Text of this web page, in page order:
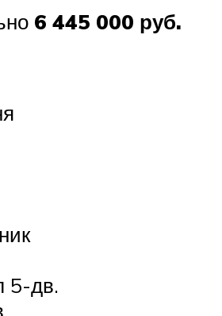
6 445 000 руб.
5-дв.